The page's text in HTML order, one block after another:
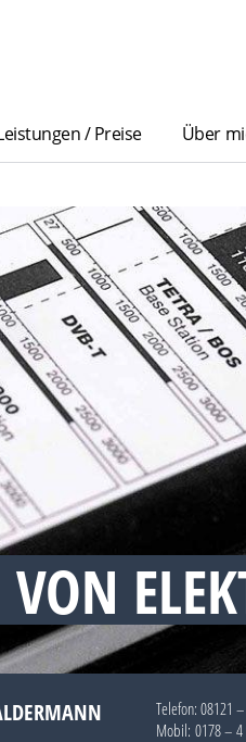
/ Preise Über
Telefon: 08121
Mobil: 0178 –